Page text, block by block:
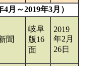
月～2019年3月）
聞
岐阜
版16
面
2019
年2月
26日